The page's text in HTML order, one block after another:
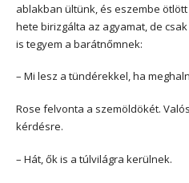
ablakban ültünk, és eszembe
hete birizgálta az agyamat, de
is tegyem a barátnőmnek:
– Mi lesz a tündérekkel, ha
Rose felvonta a szemöldökét.
kérdésre.
– Hát, ők is a túlvilágra kerülnek.